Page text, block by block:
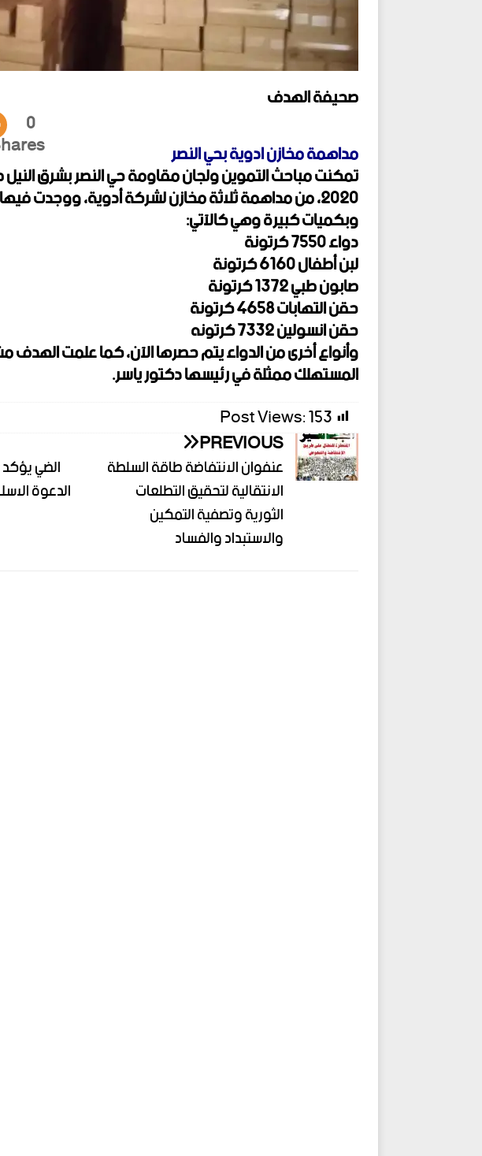
صحيفة الهدف
0
مداهمة مخازن ادوية بحي النصر
2020، من مداهمة ثلاثة مخازن لشركة أدوية، ووجدت
وبكميات كبيرة وهي كالآتي:
دواء 7550 كرتونة
لبن أطفال 6160 كرتونة
صابون طبي 1372 كرتونة
حقن التهابات 4658 كرتونة
حقن انسولين 7332 كرتونه
وأنواع أخرى من الدواء يتم حصرها الآن، كما علمت
المستهلك ممثلة في رئيسها دكتور ياسر.
Post Views:153
PREVIOUS
عنفوان الانتفاضة طاقة السلطة
الانتقالية لتحقيق التطلعات
الثورية وتصفية التمكين
والاستبداد والفساد
الضي
الدعوة